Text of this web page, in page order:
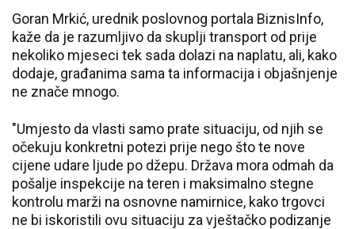
Goran Mrkić, urednik poslovnog portala BiznisInfo,
kaže da je razumljivo da skuplji transport od prije
nekoliko mjeseci tek sada dolazi na naplatu, ali, kako
dodaje, građanima sama ta informacija i objašnjenje
ne znače mnogo.
"Umjesto da vlasti samo prate situaciju, od njih se
očekuju konkretni potezi prije nego što te nove
cijene udare ljude po džepu. Država mora odmah da
pošalje inspekcije na teren i maksimalno stegne
kontrolu marži na osnovne namirnice, kako trgovci
ne bi iskoristili ovu situaciju za vještačko podizanje